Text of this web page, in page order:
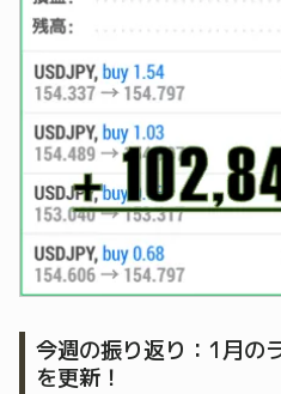
今週の振り返り：1月の
を更新！